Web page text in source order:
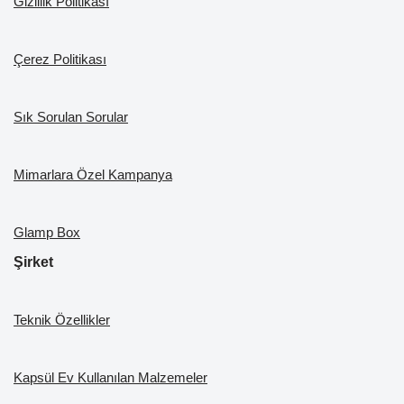
Çerez Politikası
Sık Sorulan Sorular
Mimarlara Özel Kampanya
Glamp Box
Şirket
Teknik Özellikler
Kapsül Ev Kullanılan Malzemeler